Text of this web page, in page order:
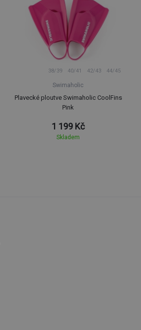
38/39 40/41 42/43 44/45
Swimaholic
Plavecké ploutve Swimaholic CoolFins
Pink
1 199 Kč
Skladem